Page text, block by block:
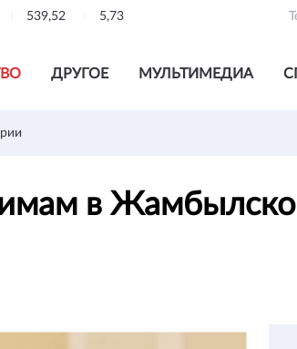
539,52 5,73
ДРУГОЕ МУЛЬТИМЕДИА
в